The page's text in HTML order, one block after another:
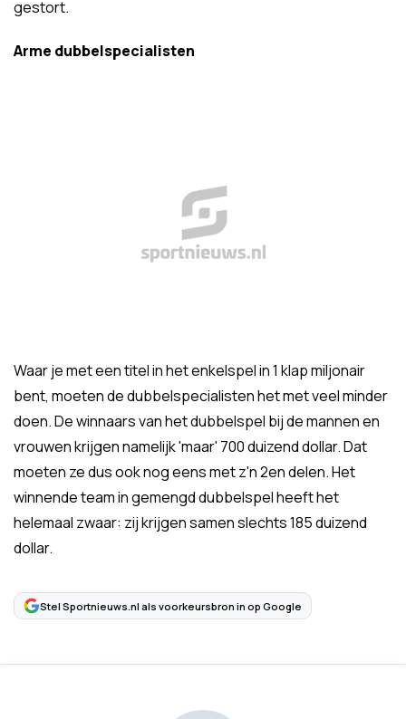
gestort.
Arme dubbelspecialisten
Waar je met een titel in het enkelspel in 1 klap miljonair
bent, moeten de dubbelspecialisten het met veel minder
doen. De winnaars van het dubbelspel bij de mannen en
vrouwen krijgen namelijk 'maar' 700 duizend dollar. Dat
moeten ze dus ook nog eens met z'n 2en delen. Het
winnende team in gemengd dubbelspel heeft het
helemaal zwaar: zij krijgen samen slechts 185 duizend
dollar.
Stel Sportnieuws.nl als voorkeursbron in op Google